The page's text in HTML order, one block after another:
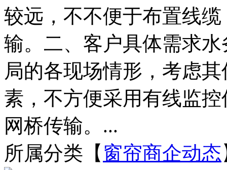
较远，不不便于布置线
输。二、客户具体需求
局的各现场情形，考虑
素，不方便采用有线监
网桥传输。...
所属分类【 窗帘商企动态